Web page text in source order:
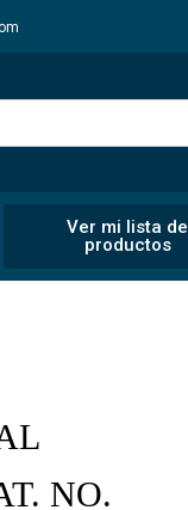
Ver mi lista de
productos
NO.